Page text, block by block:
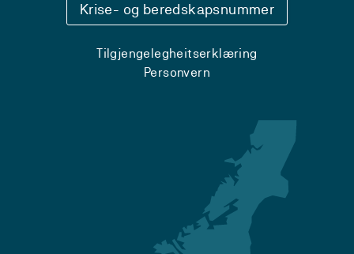
Krise- og beredskapsnummer
Tilgjengelegheitserklæring
Personvern